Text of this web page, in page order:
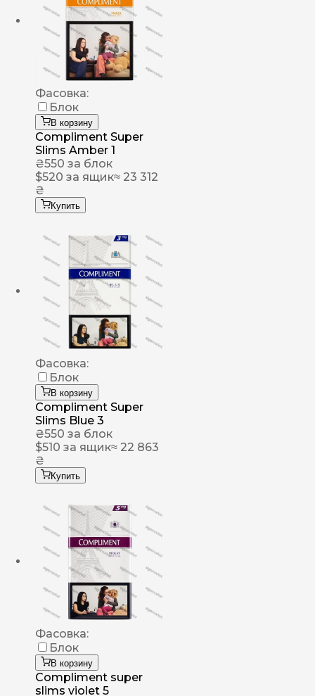
Фасовка:
Блок
В корзину
Compliment Super
Slims Amber 1
₴550 за блок
$520 за ящик≈ 23 312
₴
Купить
Фасовка:
Блок
В корзину
Compliment Super
Slims Blue 3
₴550 за блок
$510 за ящик≈ 22 863
₴
Купить
Фасовка:
Блок
В корзину
Compliment super
slims violet 5